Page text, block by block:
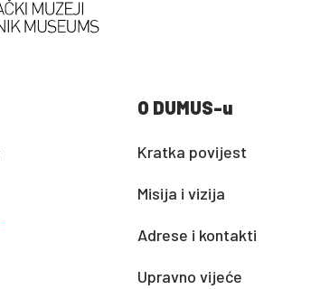
O DUMUS-u
Kratka povijest
Misija i vizija
Adrese i kontakti
Upravno vijeće